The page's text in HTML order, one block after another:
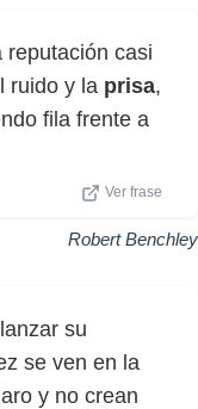
reputación casi
ruido y la prisa,
fila frente a
Ver frase
Robert Benchley
su
se ven en la
y no crean